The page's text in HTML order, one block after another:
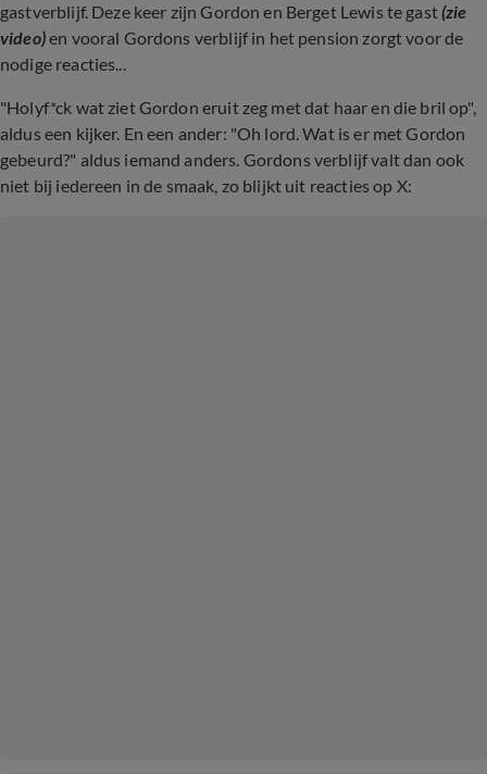
gastverblijf. Deze keer zijn Gordon en Berget Lewis te gast(zie
video)en vooral Gordons verblijf in het pension zorgt voor de
nodige reacties...
"Holyf*ck wat ziet Gordon eruit zeg met dat haar en die bril op",
aldus een kijker. En een ander: "Oh lord. Wat is er met Gordon
gebeurd?" aldus iemand anders. Gordons verblijf valt dan ook
niet bij iedereen in de smaak, zo blijkt uit reacties op X: